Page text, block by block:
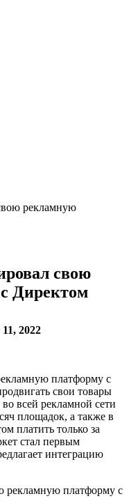
рекламную
свою
Директом
2022
платформу с
свои товары
всей рекламной сети
площадок, а также в
платить только за
стал первым
интеграцию